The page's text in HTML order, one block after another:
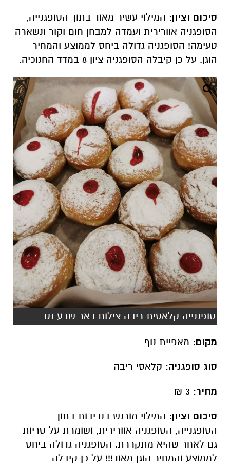
סיכום וציון: המילוי עשיר מאוד בתוך הסופגנייה,
הסופגניה אוורירית ועמדה למבחן חום וקור ונשארה
טעימה! הסופגניה גדולה ביחס לממוצע והמחיר
הוגן. על כן קיבלה הסופגניה ציון 8 במדד החנוכיה.
סופגנייה קלאסית ריבה צילום באר שבע נט
מקום: מאפיית נוף
סוג סופגניה: קלאסי ריבה
מחיר: 3 ₪
סיכום וציון: המילוי מורגש בנדיבות בתוך
הסופגנייה, הסופגניה אוורירית, ושומרת על טריות
גם לאחר שהיא מתקררת. הסופגניה גדולה ביחס
לממוצע והמחיר הוגן מאוד!!! על כן קיבלה